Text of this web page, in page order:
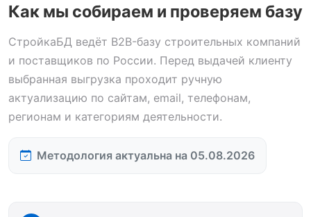
Как мы собираем и проверяем базу
СтройкаБД ведёт B2B-базу строительных компаний
и поставщиков по России. Перед выдачей клиенту
выбранная выгрузка проходит ручную
актуализацию по сайтам, email, телефонам,
регионам и категориям деятельности.
Методология актуальна на 05.08.2026